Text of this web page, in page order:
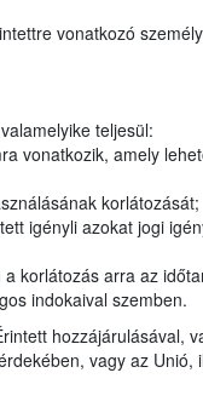
vonatkozó
teljesül:
vonatkozik, amely
korlátozását;
igényli azokat jogi
korlátozás arra az
indokaival szemben.
hozzájárulásával,
vagy az Unió,